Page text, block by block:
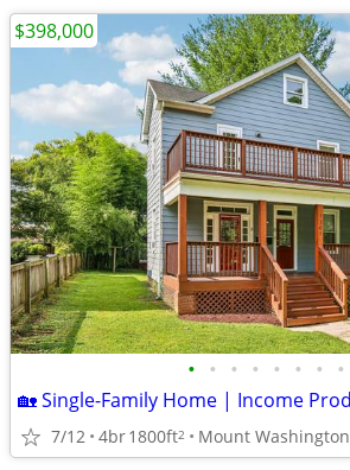
• • • • • • • •
7/12 4br1800ft2 Mount Washington
$398,000